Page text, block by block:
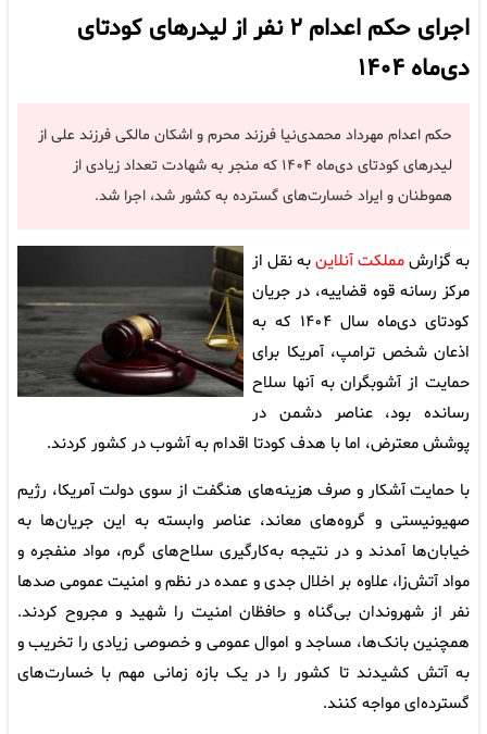
اجرای حکم اعدام ۲ نفر از لیدرهای کودتای
دی‌ماه ۱۴۰۴
حکم اعدام مهرداد محمدی‌نیا فرزند محرم و اشکان مالکی فرزند علی از
لیدرهای کودتای دی‌ماه ۱۴۰۴ که منجر به شهادت تعداد زیادی از
هموطنان و ایراد خسارت‌های گسترده به کشور شد، اجرا شد.
به گزارشمملکت آنلاینبه نقل از
مرکز رسانه قوه قضاییه، در جریان
کودتای دی‌ماه سال ۱۴۰۴ که به
اذعان شخص ترامپ، آمریکا برای
حمایت از آشوبگران به آنها سلاح
رسانده بود، عناصر دشمن در
پوشش معترض، اما با هدف کودتا اقدام به آشوب در کشور کردند.
با حمایت آشکار و صرف هزینه‌های هنگفت از سوی دولت آمریکا، رژیم
صهیونیستی و گروه‌های معاند، عناصر وابسته به این جریان‌ها به
خیابان‌ها آمدند و در نتیجه به‌کارگیری سلاح‌های گرم، مواد منفجره و
مواد آتش‌زا، علاوه بر اخلال جدی و عمده در نظم و امنیت عمومی صدها
نفر از شهروندان بی‌گناه و حافظان امنیت را شهید و مجروح کردند.
همچنین بانک‌ها، مساجد و اموال عمومی و خصوصی زیادی را تخریب و
به آتش کشیدند تا کشور را در یک بازه زمانی مهم با خسارت‌های
گسترده‌ای مواجه کنند.